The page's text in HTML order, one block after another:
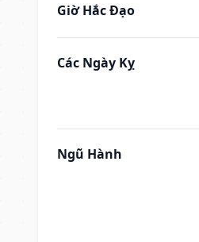
Giờ Hắc Đạo
Các Ngày Kỵ
Ngũ Hành